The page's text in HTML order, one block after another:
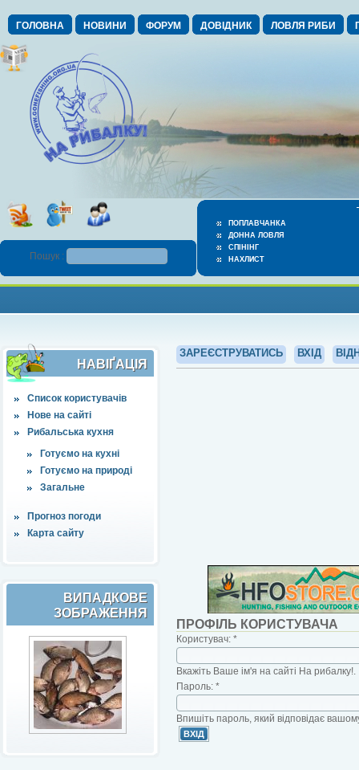
ГОЛОВНА НОВИНИ ФОРУМ ДОВІДНИК ЛОВЛЯ РИБИ
ПОПЛАВЧАНКА
ДОННА ЛОВЛЯ
СПІНІНГ
НАХЛИСТ
Пошук :
НАВІҐАЦІЯ
Список користувачів
Нове на сайті
Рибальська кухня
Готуємо на кухні
Готуємо на природі
Загальне
Прогноз погоди
Карта сайту
ВИПАДКОВЕ
ЗОБРАЖЕННЯ
ЗАРЕЄСТРУВАТИСЬ ВХІД
ПРОФІЛЬ КОРИСТУВАЧА
Користувач: *
Вкажіть Ваше ім'я на сайті На рибалку!.
Пароль: *
Впишіть пароль, який відповідає